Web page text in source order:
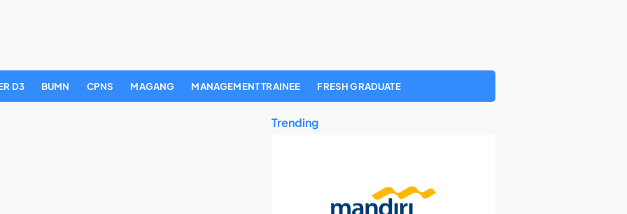
D3 BUMN CPNS MAGANG MANAGEMENT TRAINEE FRESH GRADUATE
Trending